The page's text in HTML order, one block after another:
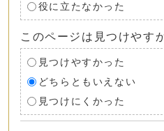
役に立たなかった
このページは見つけやす
見つけやすかった
どちらともいえない
見つけにくかった